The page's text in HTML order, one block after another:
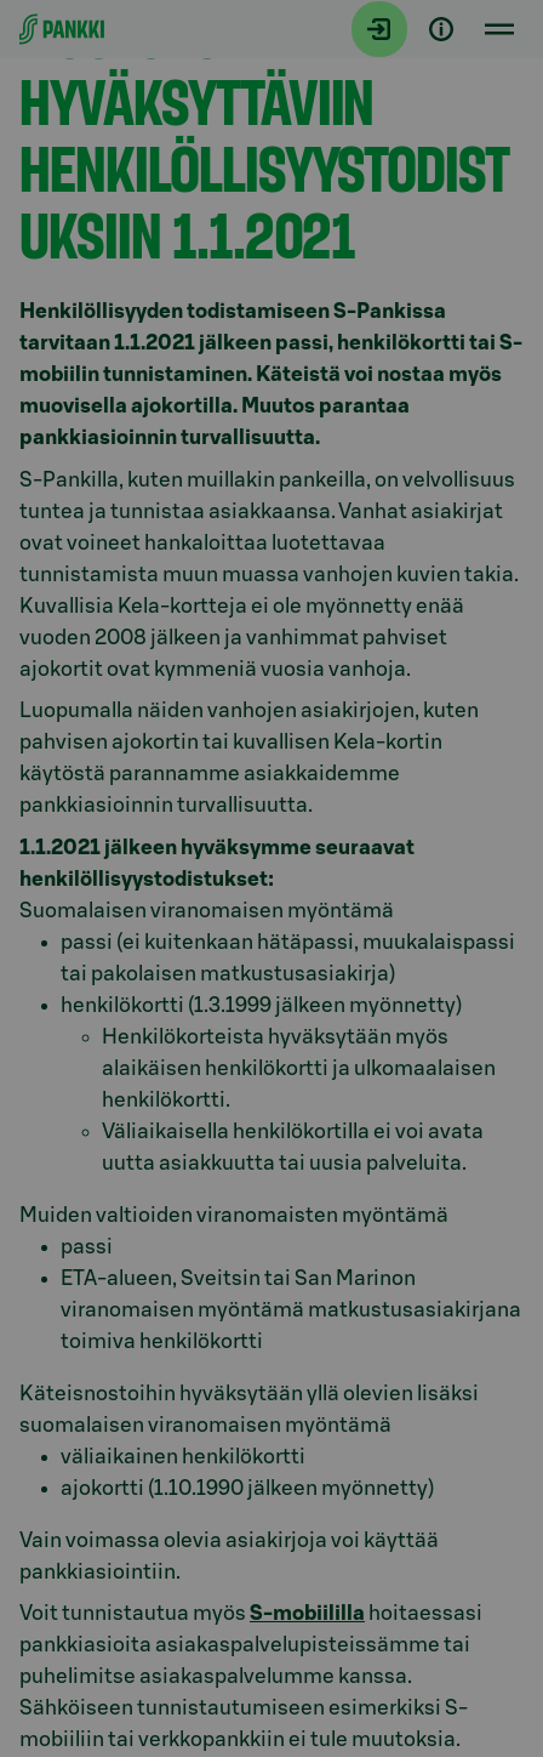
Siirry suoraan sisältöön
MUUTOKSIA
HYVÄKSYTTÄVIIN
HENKILÖLLISYYSTODIST
UKSIIN 1.1.2021
Henkilöllisyyden todistamiseen S-Pankissa
tarvitaan 1.1.2021 jälkeen passi, henkilökortti tai S-
mobiilin tunnistaminen. Käteistä voi nostaa myös
muovisella ajokortilla. Muutos parantaa
pankkiasioinnin turvallisuutta.
S-Pankilla, kuten muillakin pankeilla, on velvollisuus
tuntea ja tunnistaa asiakkaansa. Vanhat asiakirjat
ovat voineet hankaloittaa luotettavaa
tunnistamista muun muassa vanhojen kuvien takia.
Kuvallisia Kela-kortteja ei ole myönnetty enää
vuoden 2008 jälkeen ja vanhimmat pahviset
ajokortit ovat kymmeniä vuosia vanhoja.
Luopumalla näiden vanhojen asiakirjojen, kuten
pahvisen ajokortin tai kuvallisen Kela-kortin
käytöstä parannamme asiakkaidemme
pankkiasioinnin turvallisuutta.
1.1.2021 jälkeen hyväksymme seuraavat
henkilöllisyystodistukset:
Suomalaisen viranomaisen myöntämä
passi (ei kuitenkaan hätäpassi, muukalaispassi
tai pakolaisen matkustusasiakirja)
henkilökortti (1.3.1999 jälkeen myönnetty)
Henkilökorteista hyväksytään myös
alaikäisen henkilökortti ja ulkomaalaisen
henkilökortti.
Väliaikaisella henkilökortilla ei voi avata
uutta asiakkuutta tai uusia palveluita.
Muiden valtioiden viranomaisten myöntämä
passi
ETA-alueen, Sveitsin tai San Marinon
viranomaisen myöntämä matkustusasiakirjana
toimiva henkilökortti
Käteisnostoihin hyväksytään yllä olevien lisäksi
suomalaisen viranomaisen myöntämä
väliaikainen henkilökortti
ajokortti (1.10.1990 jälkeen myönnetty)
Vain voimassa olevia asiakirjoja voi käyttää
pankkiasiointiin.
Voit tunnistautua myös S-mobiililla hoitaessasi
pankkiasioita asiakaspalvelupisteissämme tai
puhelimitse asiakaspalvelumme kanssa.
Sähköiseen tunnistautumiseen esimerkiksi S-
mobiiliin tai verkkopankkiin ei tule muutoksia.